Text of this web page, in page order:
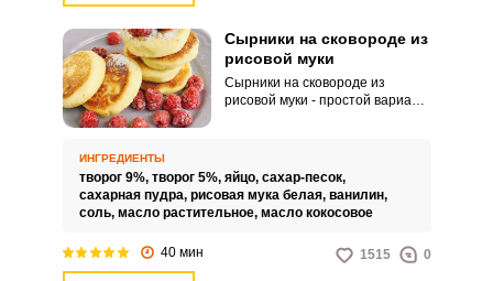
Сырники на сковороде из
рисовой муки
Сырники на сковороде из
рисовой муки - простой вариант
оптимальной жирности около
10%(9-15 максимум).
ИНГРЕДИЕНТЫ
творог 9%, творог 5%, яйцо, сахар-песок,
сахарная пудра, рисовая мука белая, ванилин,
соль, масло растительное, масло кокосовое
40 мин 1515 0